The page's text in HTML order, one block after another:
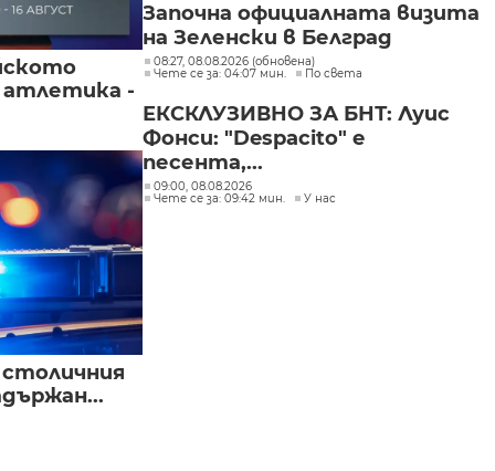
атлетика -
Започна официалната визита
на Зеленски в Белград
08:27, 08.08.2026 (обновена)
Чете се за: 04:07 мин.
По света
ЕКСКЛУЗИВНО ЗА БНТ: Луис
Фонси: "Despacito" е
песента,...
09:00, 08.08.2026
Чете се за: 09:42 мин.
У нас